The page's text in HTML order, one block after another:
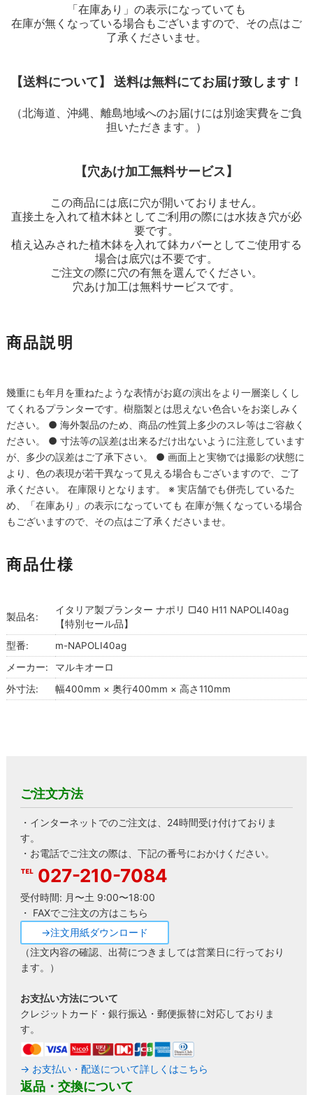
「在庫あり」の表示になっていても
在庫が無くなっている場合もございますので、その点はご
了承くださいませ。
【送料について】 送料は無料にてお届け致します！
（北海道、沖縄、離島地域へのお届けには別途実費をご負
担いただきます。）
【穴あけ加工無料サービス】
この商品には底に穴が開いておりません。
直接土を入れて植木鉢としてご利用の際には水抜き穴が必
要です。
植え込みされた植木鉢を入れて鉢カバーとしてご使用する
場合は底穴は不要です。
ご注文の際に穴の有無を選んでください。
穴あけ加工は無料サービスです。
商品説明
幾重にも年月を重ねたような表情がお庭の演出をより一層楽しくし
てくれるプランターです。樹脂製とは思えない色合いをお楽しみく
ださい。 ● 海外製品のため、商品の性質上多少のスレ等はご容赦く
ださい。 ● 寸法等の誤差は出来るだけ出ないように注意しています
が、多少の誤差はご了承下さい。 ● 画面上と実物では撮影の状態に
より、色の表現が若干異なって見える場合もございますので、ご了
承ください。 在庫限りとなります。 ※ 実店舗でも併売しているた
め、「在庫あり」の表示になっていても 在庫が無くなっている場合
もございますので、その点はご了承くださいませ。
商品仕様
製品名:
イタリア製プランター ナポリ □40 H11 NAPOLI40ag
【特別セール品】
型番:
m-NAPOLI40ag
メーカー:
マルキオーロ
外寸法:
幅400mm × 奥行400mm × 高さ110mm
ご注文方法
・インターネットでのご注文は、24時間受け付けておりま
す。
・お電話でご注文の際は、下記の番号におかけください。
027-210-7084
受付時間: 月〜土 9:00〜18:00
・ FAXでご注文の方はこちら
→注文用紙ダウンロード
（注文内容の確認、出荷につきましては営業日に行っており
ます。）
お支払い方法について
クレジットカード・銀行振込・郵便振替に対応しておりま
す。
→ お支払い・配送について詳しくはこちら
返品・交換について